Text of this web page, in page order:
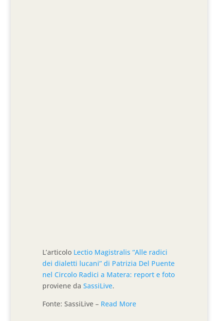
L’articolo Lectio Magistralis “Alle radici
dei dialetti lucani” di Patrizia Del Puente
nel Circolo Radici a Matera: report e foto
proviene daSassiLive.
Fonte: SassiLive – Read More